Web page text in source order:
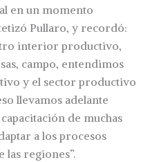
en un momento
Pullaro, y recordó:
interior productivo,
campo, entendimos
y el sector productivo
llevamos adelante
de muchas
a los procesos
las regiones”.